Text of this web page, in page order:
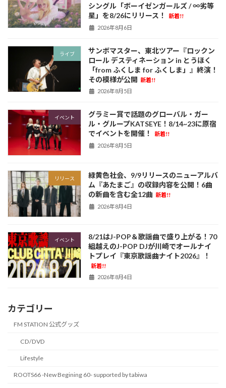
シングル「ボーイゼンガールズ / ∞劣等
星」を8/26にリリース！
新着!!
2026年8月6日
ライブ
サンボマスター、東北ツアー『ロックン
ロール デスティネーション in とうほく
「from ふくしま for ふくしま」』終演！
その模様が公開 新着!!
2026年8月5日
イベント
グラミー賞で話題のグローバル・ガー
ル・グループKATSEYE！8/14~23に原宿
でイベントを開催！
新着!!
2026年8月5日
リリース
緑黄色社会、9/9リリースのニューアルバ
ム『あたまご』の収録内容を公開！6曲
の新曲を含む全12曲 新着!!
2026年8月4日
イベント
8/21はJ-POP＆歌謡曲で盛り上がる！70
組越えのJ-POP DJが川崎でオールナイ
トプレイ『東京歌謡曲ナイト2026』！
新着!!
2026年8月4日
カテゴリー
FM STATION 公式グッズ
CD/DVD
Lifestyle
ROOTS66 -New Begining 60- supported by tabiwa